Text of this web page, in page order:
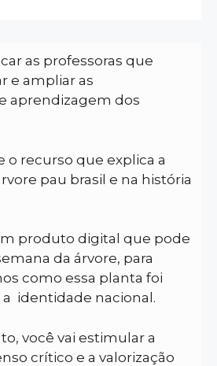
as professoras que
e ampliar as
aprendizagem dos
o recurso que explica a
pau brasil e na história
produto digital que pode
da árvore, para
como essa planta foi
identidade nacional.
você vai estimular a
crítico e a valorização